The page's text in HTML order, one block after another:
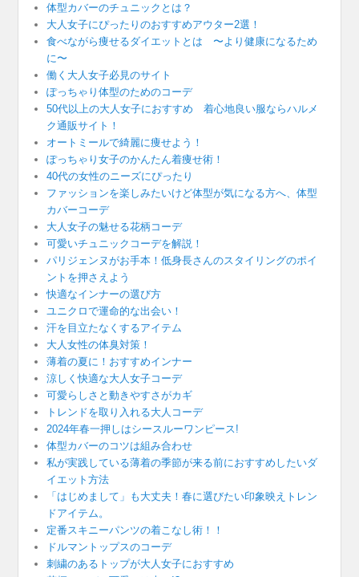
体型カバーのチュニックとは？
大人女子にぴったりのおすすめアウター2選！
食べながら痩せるダイエットとは 〜より健康になるため
に〜
働く大人女子必見のサイト
ぽっちゃり体型のためのコーデ
50代以上の大人女子におすすめ 着心地良い服ならハルメ
ク通販サイト！
オートミールで綺麗に痩せよう！
ぽっちゃり女子のかんたん着痩せ術！
40代の女性のニーズにぴったり
ファッションを楽しみたいけど体型が気になる方へ、体型
カバーコーデ
大人女子の魅せる花柄コーデ
可愛いチュニックコーデを解説！
パリジェンヌがお手本！低身長さんのスタイリングのポイ
ントを押さえよう
快適なインナーの選び方
ユニクロで運命的な出会い！
汗を目立たなくするアイテム
大人女性の体臭対策！
薄着の夏に！おすすめインナー
涼しく快適な大人女子コーデ
可愛らしさと動きやすさがカギ
トレンドを取り入れる大人コーデ
2024年春一押しはシースルーワンピース!
体型カバーのコツは組み合わせ
私が実践している薄着の季節が来る前におすすめしたいダ
イエット方法
「はじめまして」も大丈夫！春に選びたい印象映えトレン
ドアイテム。
定番スキニーパンツの着こなし術！！
ドルマントップスのコーデ
刺繍のあるトップが大人女子におすすめ